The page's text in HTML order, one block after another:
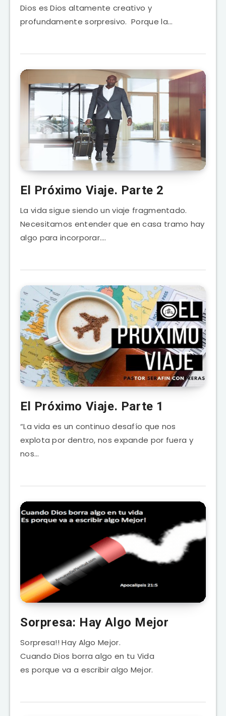
Dios es Dios altamente creativo y
profundamente sorpresivo. Porque la…
El Próximo Viaje. Parte 2
La vida sigue siendo un viaje fragmentado.
Necesitamos entender que en casa tramo hay
algo para incorporar….
El Próximo Viaje. Parte 1
“La vida es un continuo desafío que nos
explota por dentro, nos expande por fuera y
nos…
Sorpresa: Hay Algo Mejor
Sorpresa!! Hay Algo Mejor.
Cuando Dios borra algo en tu Vida
es porque va a escribir algo Mejor.